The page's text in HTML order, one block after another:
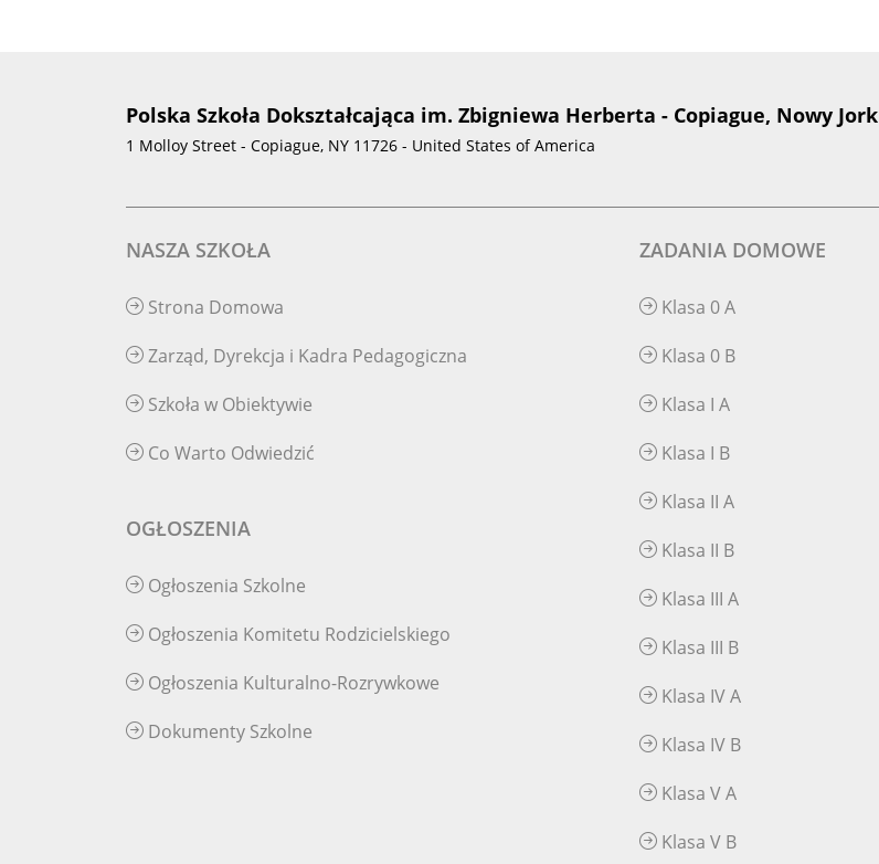
Polska Szkoła Dokształcająca im. Zbigniewa Herberta - Copiague, Nowy Jork
1 Molloy Street - Copiague, NY 11726 - United States of America
NASZA SZKOŁA
Strona Domowa
Zarząd, Dyrekcja i Kadra Pedagogiczna
Szkoła w Obiektywie
Co Warto Odwiedzić
OGŁOSZENIA
Ogłoszenia Szkolne
Ogłoszenia Komitetu Rodzicielskiego
Ogłoszenia Kulturalno-Rozrywkowe
Dokumenty Szkolne
ZADANIA DOMOWE
Klasa 0 A
Klasa 0 B
Klasa I A
Klasa I B
Klasa II A
Klasa II B
Klasa III A
Klasa III B
Klasa IV A
Klasa IV B
Klasa V A
Klasa V B